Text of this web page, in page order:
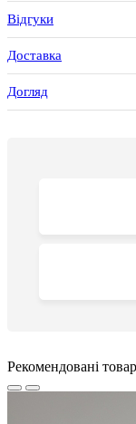
Відгуки
Доставка
Догляд
Рекомендовані